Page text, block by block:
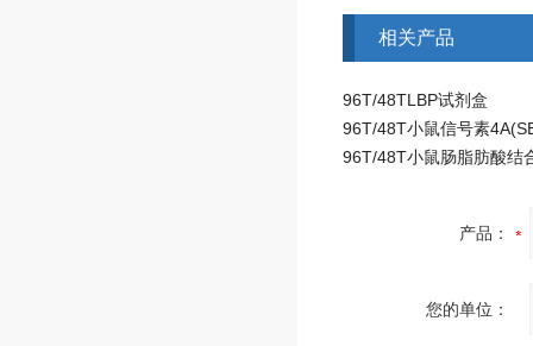
相关产品
96T/48TLBP试剂盒
产品：
您的单位：